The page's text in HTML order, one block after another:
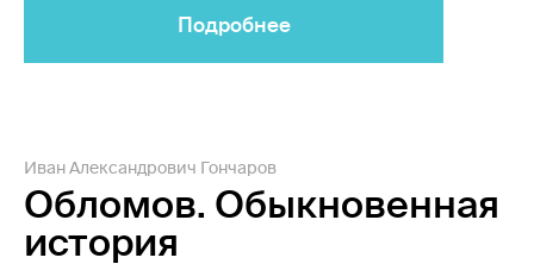
Подробнее
Иван Александрович Гончаров
Обломов. Обыкновенная
история